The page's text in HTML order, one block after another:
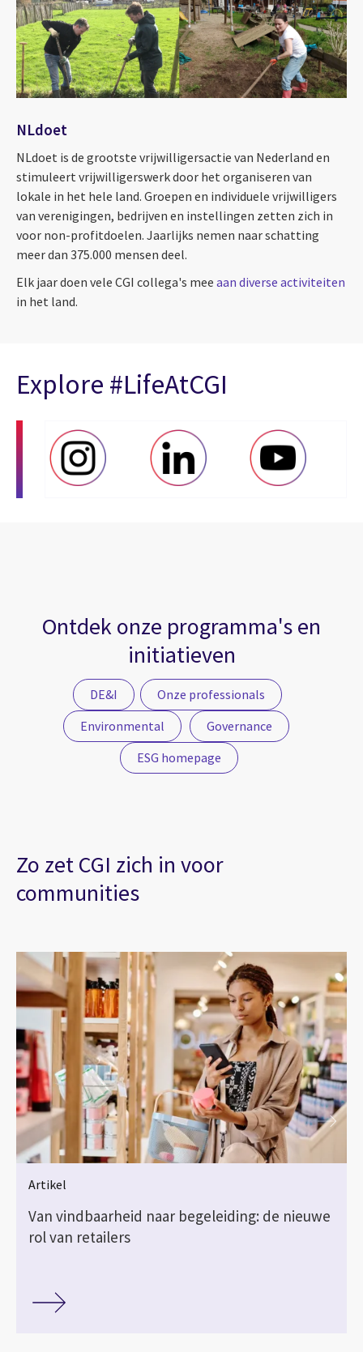
NLdoet
NLdoet is de grootste vrijwilligersactie van Nederland en
stimuleert vrijwilligerswerk door het organiseren van
lokale in het hele land. Groepen en individuele vrijwilligers
van verenigingen, bedrijven en instellingen zetten zich in
voor non-profitdoelen. Jaarlijks nemen naar schatting
meer dan 375.000 mensen deel.
Elk jaar doen vele CGI collega's mee aan diverse activiteiten
in het land.
Explore #LifeAtCGI
Ontdek onze programma's en
initiatieven
DE&I
Onze professionals
Environmental
Governance
ESG homepage
Zo zet CGI zich in voor
communities
Artikel
Van vindbaarheid naar begeleiding: de nieuwe
rol van retailers